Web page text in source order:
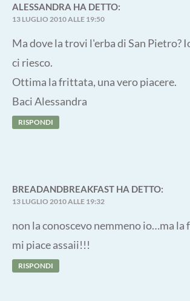
ALESSANDRA HA DETTO:
13 LUGLIO 2010 ALLE 19:50
Ma dove la trovi l'erba di San Pietro?
ci riesco.
Ottima la frittata, una vero piacere.
Baci Alessandra
RISPONDI
BREADANDBREAKFAST HA DETTO:
13 LUGLIO 2010 ALLE 19:32
non la conoscevo nemmeno io…ma
mi piace assaii!!!
RISPONDI